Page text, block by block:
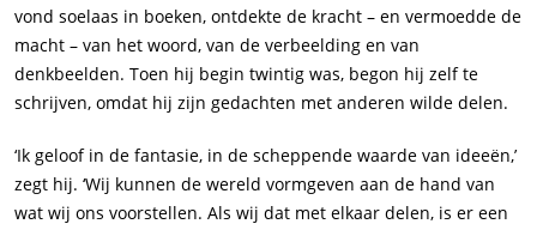
vond soelaas in boeken, ontdekte de kracht – en vermoedde de
macht – van het woord, van de verbeelding en van
denkbeelden. Toen hij begin twintig was, begon hij zelf te
schrijven, omdat hij zijn gedachten met anderen wilde delen.
‘Ik geloof in de fantasie, in de scheppende waarde van ideeën,’
zegt hij. ‘Wij kunnen de wereld vormgeven aan de hand van
wat wij ons voorstellen. Als wij dat met elkaar delen, is er een